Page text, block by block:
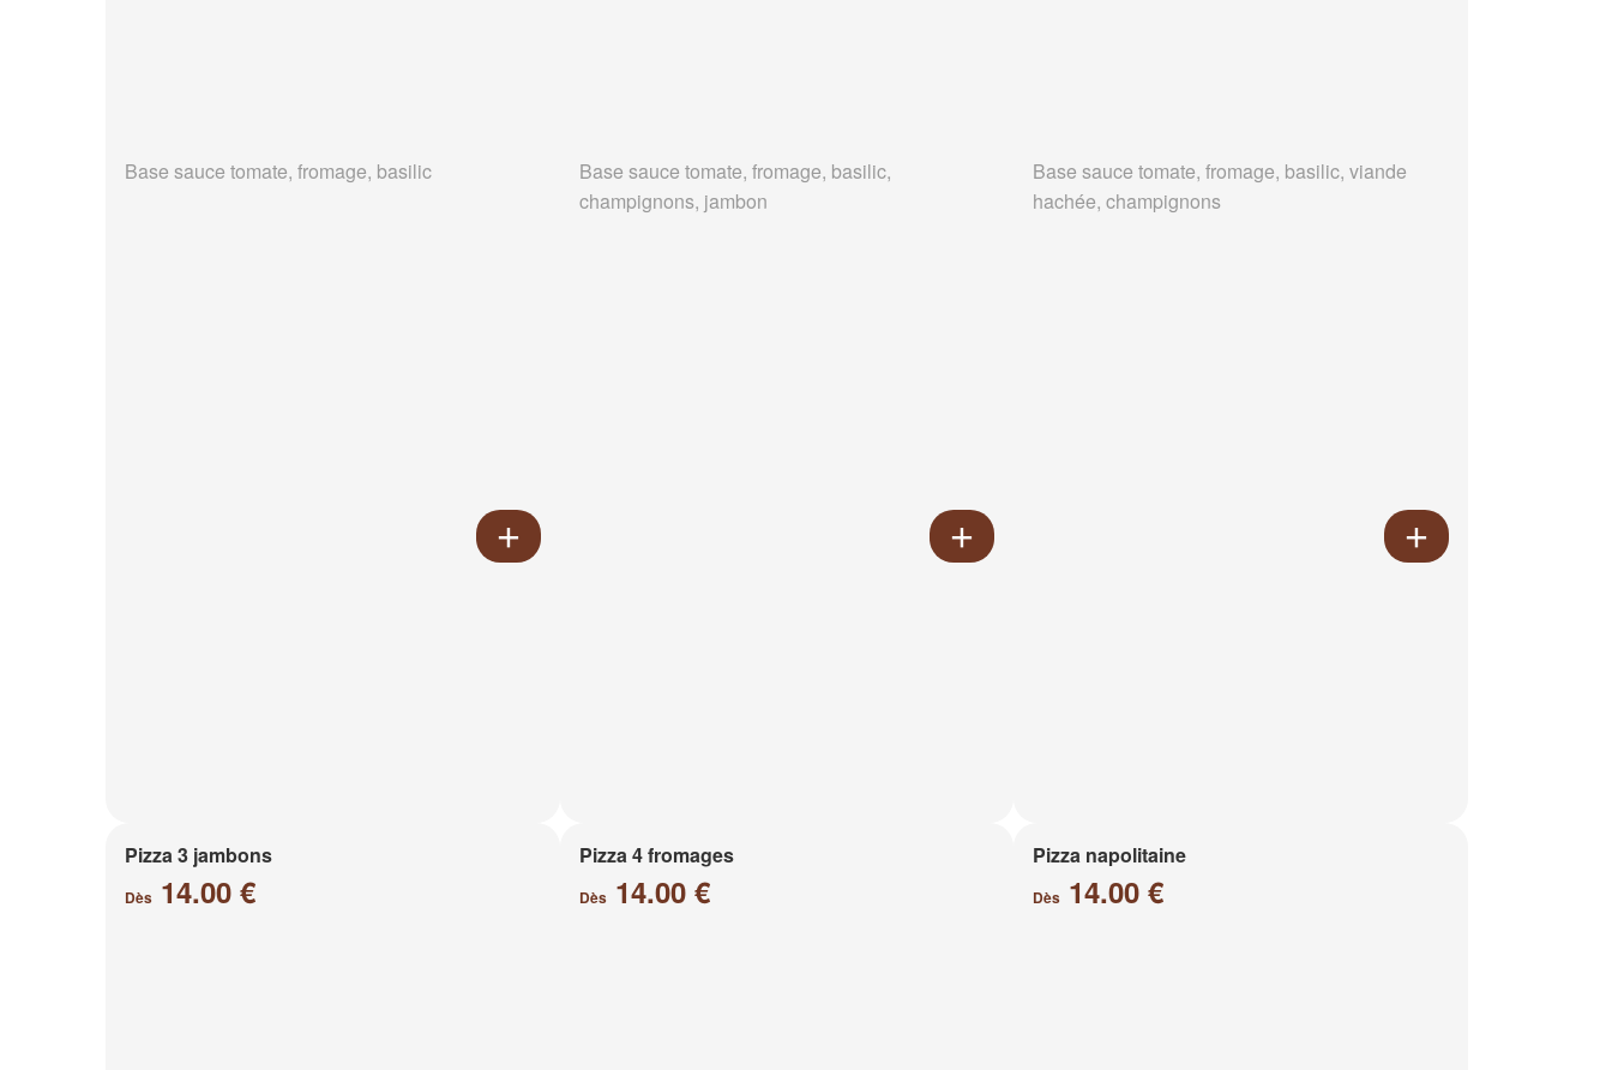
Base sauce tomate, fromage, basilic
Base sauce tomate, fromage, basilic,
champignons, jambon
Base sauce tomate, fromage, basilic, viande
hachée, champignons
Pizza 3 jambons
Dès 14.00 €
Pizza 4 fromages
Dès14.00 €
Pizza napolitaine
Dès 14.00 €